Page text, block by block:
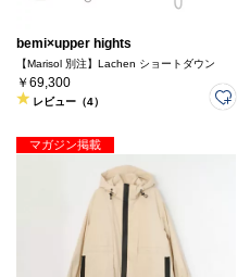
bemi×upper hights
【Marisol 別注】Lachen ショートダウン
￥69,300
レビュー（4）
マガジン掲載